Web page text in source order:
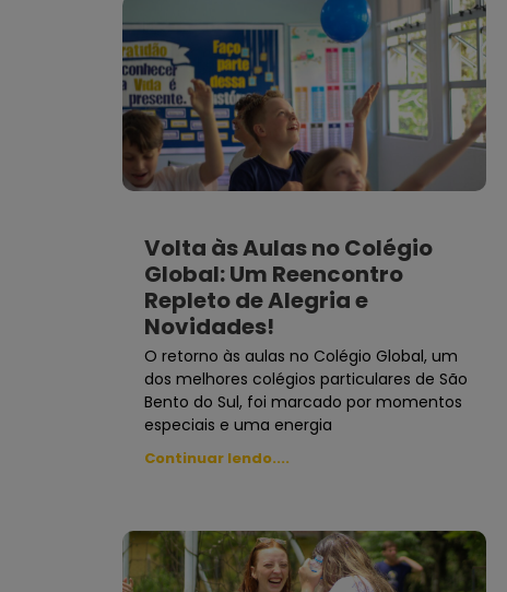
Volta às Aulas no Colégio
Global: Um Reencontro
Repleto de Alegria e
Novidades!
O retorno às aulas no Colégio Global, um
dos melhores colégios particulares de São
Bento do Sul, foi marcado por momentos
especiais e uma energia
Continuar lendo....